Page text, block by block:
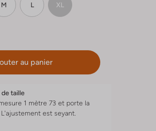
M L XL
au panier
taille
1 mètre 73 et porte la
L'ajustement est seyant.